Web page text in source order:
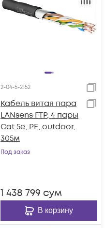
2-04-5-2152
Кабель витая пара
LANsens FTP, 4 пары
Cat.5e, PE, outdoor,
305м
Под заказ
1 438 799 сум
В корзину